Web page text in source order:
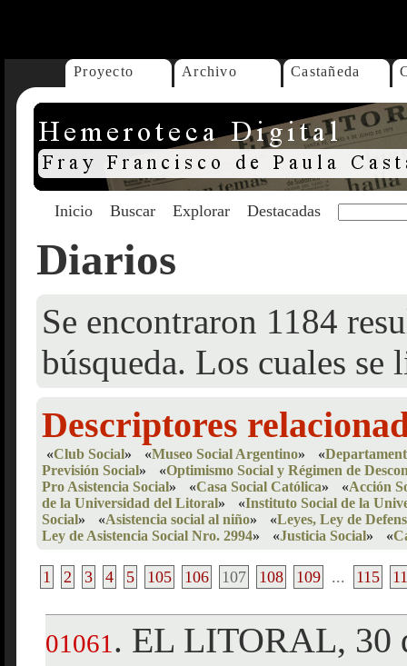
Proyecto Archivo Castañeda
Inicio Buscar Explorar Destacadas
Diarios
Se encontraron 1184
búsqueda. Los cuales se
Descriptores
«Club Social» «Museo Social Argentino» «
Previsión Social» «Optimismo Social y Régimen de
Pro Asistencia Social» «Casa Social Católica» «Acción
de la Universidad del Litoral» «Instituto Social de la
Social» «Asistencia social al niño» «Leyes, Ley de
Ley de Asistencia Social Nro. 2994» «Justicia Social» «
1 2 3 4 5 105 106 107 108 109 ... 115
01061 . EL LITORAL, 30